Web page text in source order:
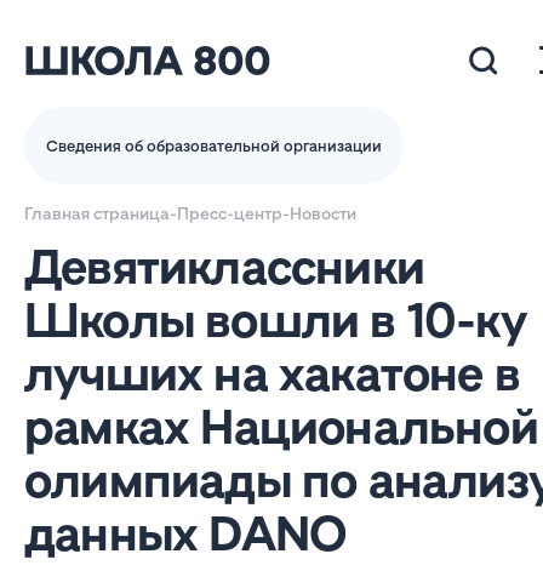
Сведения об образовательной организации
Главная страница-Пресс-центр-Новости
Девятиклассники
Школы вошли в 10-ку
лучших на хакатоне в
рамках Национальной
олимпиады по
данных DANO